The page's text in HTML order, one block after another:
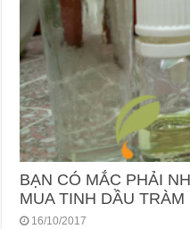
BẠN CÓ MẮC PHẢI
MUA TINH DẦU
16/10/2017